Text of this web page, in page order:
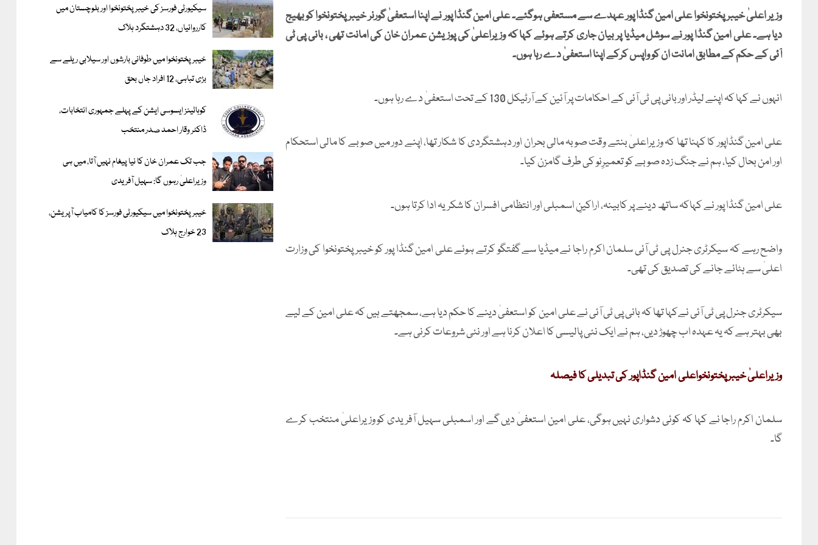
وزیر اعلیٰ خیبرپختونخوا علی امین گنڈا پور عہدے سے مستعفی ہوگئے۔ علی امین گنڈا پور نے اپنا استعفیٰ گورنر خیبرپختونخوا کو بھیج
دیا ہے۔ علی امین گنڈا پور نے سوشل میڈیا پر بیان جاری کرتے ہوئے کہا کہ وزیراعلیٰ کی پوزیشن عمران خان کی امانت تھی ، بانی پی ٹی
آئی کے حکم کے مطابق امانت ان کو واپس کرکے اپنا استعفیٰ دے رہا ہوں۔
انہوں نے کہا کہ اپنے لیڈر اور بانی پی ٹی آئی کے احکامات پر آئین کے آرٹیکل 130 کے تحت استعفیٰ دے رہا ہوں۔
علی امین گنڈاپور کا کہنا تھا کہ وزیراعلیٰ بنتے وقت صوبہ مالی بحران اور دہشتگردی کا شکار تھا، اپنے دور میں صوبے کا مالی استحکام
اور امن بحال کیا، ہم نے جنگ زدہ صوبے کو تعمیرِنو کی طرف گامزن کیا۔
علی امین گنڈا پور نے کہاکہ ساتھ دینے پر کابینہ، اراکینِ اسمبلی اور انتظامی افسران کا شکریہ ادا کرتا ہوں۔
واضح رہے کہ سیکرٹری جنرل پی ٹی آئی سلمان اکرم راجا نے میڈیا سے گفتگو کرتے ہوئے علی امین گنڈا پور کو خیبر پختونخوا کی وزارت
اعلیٰ سے ہٹائے جانے کی تصدیق کی تھی۔
سیکرٹری جنرل پی ٹی آئی نےکہا تھا کہ بانی پی ٹی آئی نے علی امین کو استعفیٰ دینے کا حکم دیا ہے، سمجھتے ہیں کہ علی امین کے لیے
بھی بہتر ہے کہ یہ عہدہ اب چھوڑ دیں، ہم نے ایک نئی پالیسی کا اعلان کرنا ہے اور نئی شروعات کرنی ہے۔
وزیراعلیٰ خیبر پختونخواعلیامینگنڈاپورکی تبدیلی کا فیصلہ
سلمان اکرم راجا نے کہا کہ کوئی دشواری نہیں ہوگی، علی امین استعفیٰ دیں گے اور اسمبلی سہیل آفریدی کو وزیراعلیٰ منتخب کرے
گا۔
سیکیورٹی فورسز کی خیبر پختونخوا اور بلوچستان میں
کارروائیاں، 32 دہشتگرد ہلاک
خیبرپختونخوا میں طوفانی بارشوں اور سیلابی ریلے سے
بڑی تباہی، 12 افراد جاں بحق
کوہاٹینز ایسوسی ایشن کے پہلے جمہوری انتخابات،
ڈاکٹر وقار احمد صدر منتخب
جب تک عمران خان کا نیا پیغام نہیں آتا، میں ہی
وزیراعلیٰ رہوں گا: سہیل آفریدی
خیبرپختونخوا میں سیکیورٹی فورسز کا کامیاب آپریشن،
23 خوارج ہلاک